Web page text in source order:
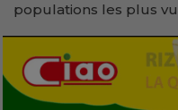
populations les plus